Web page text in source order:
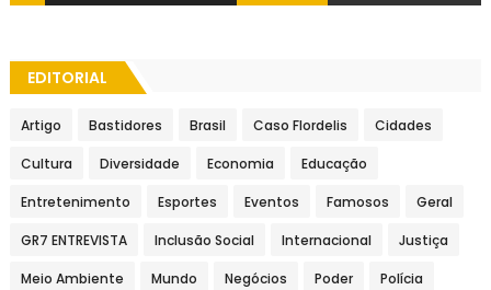
EDITORIAL
Artigo Bastidores Brasil Caso Flordelis Cidades
Cultura Diversidade Economia Educação
Entretenimento Esportes Eventos Famosos Geral
GR7 ENTREVISTA Inclusão Social Internacional Justiça
Meio Ambiente Mundo Negócios Poder Polícia